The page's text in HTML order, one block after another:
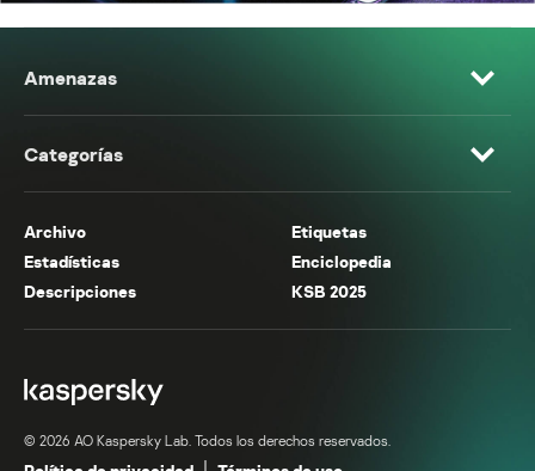
Amenazas
Categorías
Archivo
Etiquetas
Estadísticas
Enciclopedia
Descripciones
KSB 2025
© 2026 AO Kaspersky Lab. Todos los derechos reservados.